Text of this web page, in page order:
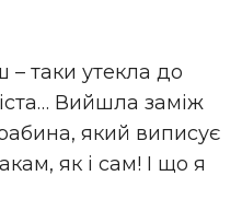
– таки утекла до
Вийшла заміж
який виписує
як і сам! І що я